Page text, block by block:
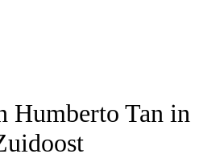
Humberto Tan in